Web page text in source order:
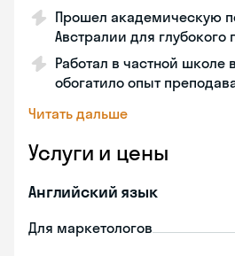
Прошел академическую
Австралии для
Работал в частной школе
обогатило опыт
Читать дальше
Услуги и цены
Английский язык
Для маркетологов